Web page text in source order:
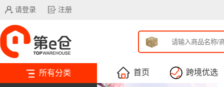
请登录 注册
所有分类 首页 跨境优选